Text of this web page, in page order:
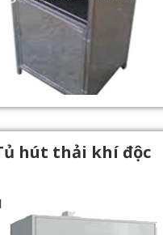
hút thải khí độc